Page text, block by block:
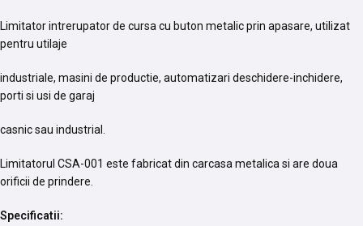
Limitator intrerupator de cursa cu buton metalic prin apasare, utilizat
pentru utilaje
industriale, masini de productie, automatizari deschidere-inchidere,
porti si usi de garaj
casnic sau industrial.
Limitatorul CSA-001 este fabricat din carcasa metalica si are doua
orificii de prindere.
Specificatii: